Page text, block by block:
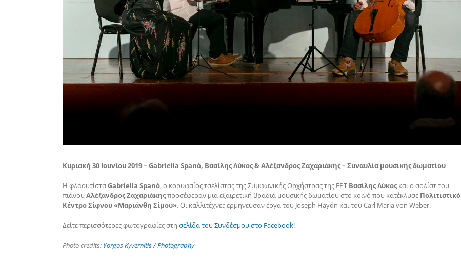
Κυριακή 30 Ιουνίου 2019 – Gabriella Spanò, Βασίλης Λύκος & Αλέξανδρος Ζαχαριάκης – Συναυλία μουσικής δωματίου
H φλαουτίσταGabriella Spanò, ο κορυφαίος τσελίστας της Συμφωνικής Ορχήστρας της ΕΡΤ Βασίλης Λύκοςκαι ο σολίστ του
πιάνουΑλέξανδρος Ζαχαριάκηςπροσέφεραν μια εξαιρετική βραδιά μουσικής δωματίου στο κοινό που κατέκλυσε Πολιτιστικό
Κέντρο Σίφνου «Μαριάνθη Σίμου». Οι καλλιτέχνες ερμήνευσαν έργα του Joseph Haydn και του Carl Maria von Weber.
Δείτε περισσότερες φωτογραφίες στη σελίδα του Συνδέσμου στο Facebook!
Photo credits: Yorgos Kyvernitis / Photography